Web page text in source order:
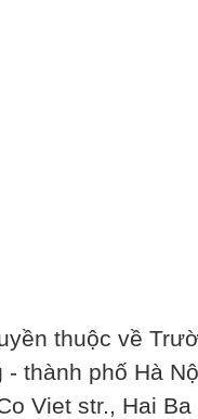
thuộc về
- thành phố Hà
Viet str., Hai